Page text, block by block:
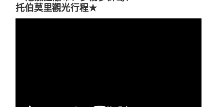
托伯莫里觀光行程★